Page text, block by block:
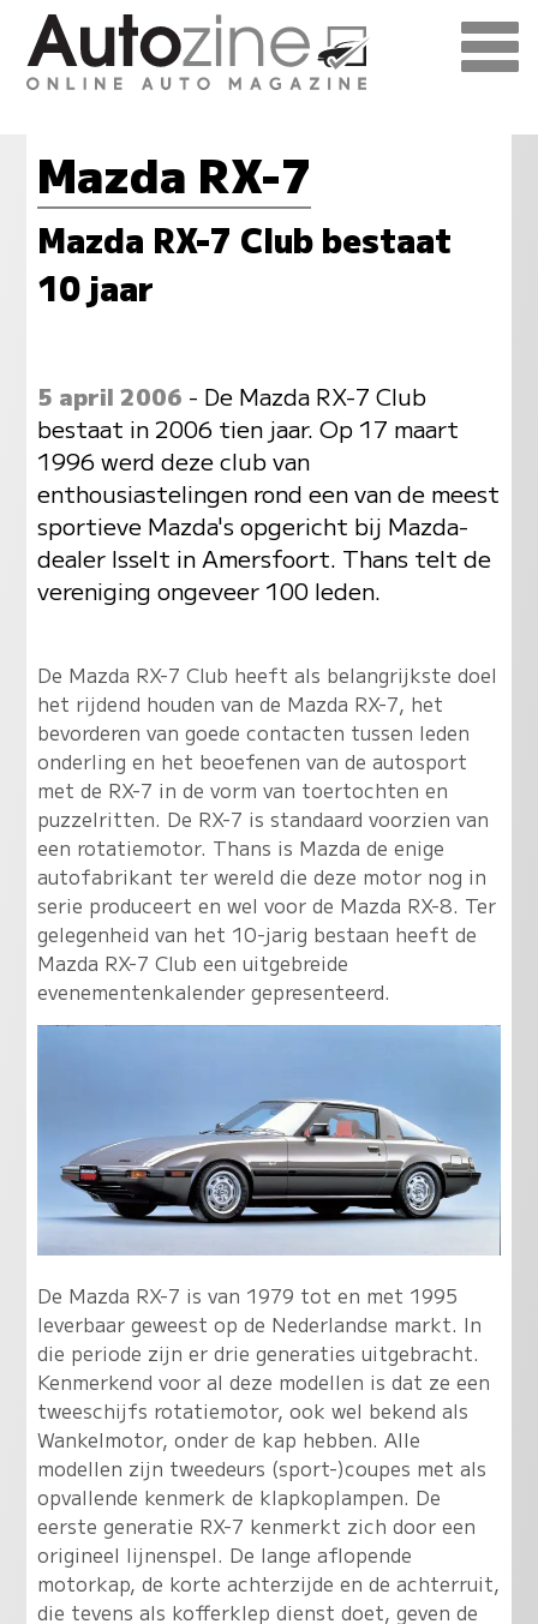
Mazda RX-7
Mazda RX-7 Club bestaat
10 jaar
5 april 2006 - De Mazda RX-7 Club
bestaat in 2006 tien jaar. Op 17 maart
1996 werd deze club van
enthousiastelingen rond een van de meest
sportieve Mazda's opgericht bij Mazda-
dealer Isselt in Amersfoort. Thans telt de
vereniging ongeveer 100 leden.
De Mazda RX-7 Club heeft als belangrijkste doel
het rijdend houden van de Mazda RX-7, het
bevorderen van goede contacten tussen leden
onderling en het beoefenen van de autosport
met de RX-7 in de vorm van toertochten en
puzzelritten. De RX-7 is standaard voorzien van
een rotatiemotor. Thans is Mazda de enige
autofabrikant ter wereld die deze motor nog in
serie produceert en wel voor de Mazda RX-8. Ter
gelegenheid van het 10-jarig bestaan heeft de
Mazda RX-7 Club een uitgebreide
evenementenkalender gepresenteerd.
De Mazda RX-7 is van 1979 tot en met 1995
leverbaar geweest op de Nederlandse markt. In
die periode zijn er drie generaties uitgebracht.
Kenmerkend voor al deze modellen is dat ze een
tweeschijfs rotatiemotor, ook wel bekend als
Wankelmotor, onder de kap hebben. Alle
modellen zijn tweedeurs (sport-)coupes met als
opvallende kenmerk de klapkoplampen. De
eerste generatie RX-7 kenmerkt zich door een
origineel lijnenspel. De lange aflopende
motorkap, de korte achterzijde en de achterruit,
die tevens als kofferklep dienst doet, geven de